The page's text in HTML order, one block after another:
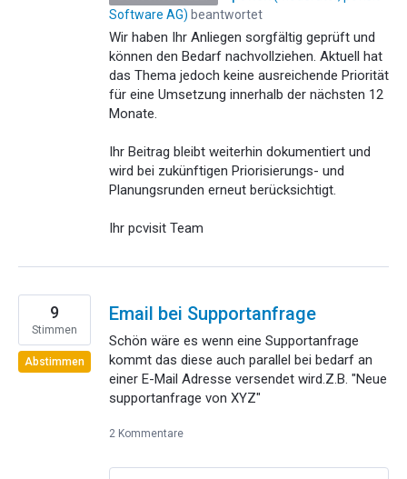
Software AG) beantwortet
Wir haben Ihr Anliegen sorgfältig geprüft und
können den Bedarf nachvollziehen. Aktuell hat
das Thema jedoch keine ausreichende Priorität
für eine Umsetzung innerhalb der nächsten 12
Monate.
Ihr Beitrag bleibt weiterhin dokumentiert und
wird bei zukünftigen Priorisierungs- und
Planungsrunden erneut berücksichtigt.
Ihr pcvisit Team
Email bei Supportanfrage
Schön wäre es wenn eine Supportanfrage
kommt das diese auch parallel bei bedarf an
einer E-Mail Adresse versendet wird.Z.B. "Neue
supportanfrage von XYZ"
9
Stimmen
Abstimmen
2 Kommentare